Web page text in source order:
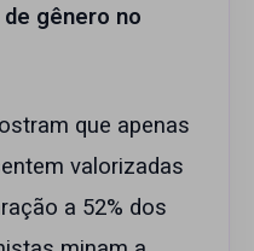
gênero no
que apenas
valorizadas
a 52% dos